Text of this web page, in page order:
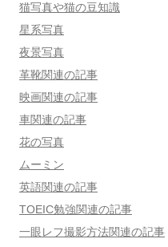
猫写真や猫の豆知識
星系写真
夜景写真
革靴関連の記事
映画関連の記事
車関連の記事
花の写真
ムーミン
英語関連の記事
TOEIC勉強関連の記事
一眼レフ撮影方法関連の記事